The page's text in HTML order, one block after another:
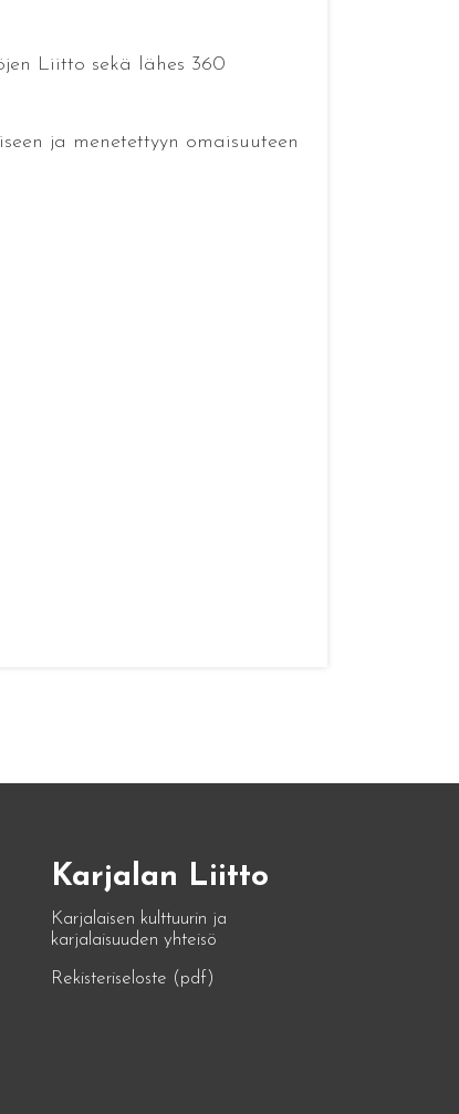
Liitto sekä lähes 360
ja menetettyyn omaisuuteen
Karjalan Liitto
Karjalaisen kulttuurin ja
karjalaisuuden yhteisö
Rekisteriseloste (pdf)